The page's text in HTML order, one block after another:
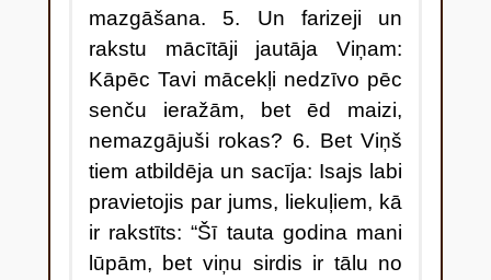
mazgāšana. 5. Un farizeji un
rakstu mācītāji jautāja Viņam:
Kāpēc Tavi mācekļi nedzīvo pēc
senču ieražām, bet ēd maizi,
nemazgājuši rokas? 6. Bet Viņš
tiem atbildēja un sacīja: Isajs labi
pravietojis par jums, liekuļiem, kā
ir rakstīts: “Šī tauta godina mani
lūpām, bet viņu sirdis ir tālu no